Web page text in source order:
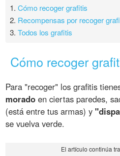
1.Cómo recoger grafitis
2. Recompensas por recoger
3.Todos los grafitis
Cómo recoger
Para "recoger" los grafitis
morado en ciertas paredes,
(está entre tus armas) y
se vuelva verde.